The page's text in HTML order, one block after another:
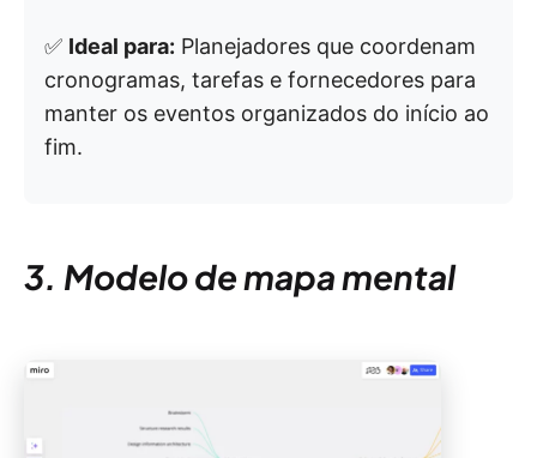
✅ Ideal para: Planejadores que coordenam
cronogramas, tarefas e fornecedores para
manter os eventos organizados do início ao
fim.
3. Modelo de mapa mental